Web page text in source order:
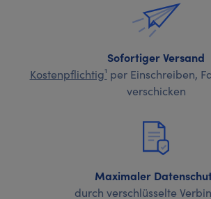
Sofortiger Versand
Kostenpflichtig¹ per Einschreiben,
verschicken
Maximaler
durch verschlüsselte